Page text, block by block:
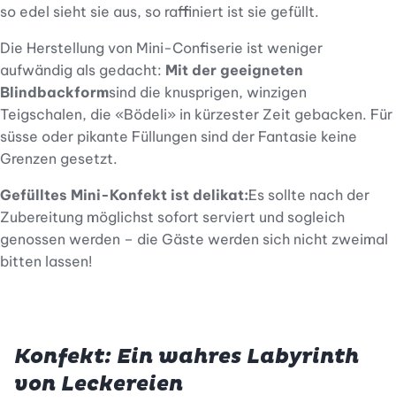
so edel sieht sie aus, so raffiniert ist sie gefüllt.
Die Herstellung von Mini-Confiserie ist weniger
aufwändig als gedacht: Mit der geeigneten
Blindbackformsind die knusprigen, winzigen
Teigschalen, die «Bödeli» in kürzester Zeit gebacken. Für
süsse oder pikante Füllungen sind der Fantasie keine
Grenzen gesetzt.
Gefülltes Mini-Konfekt ist delikat:Es sollte nach der
Zubereitung möglichst sofort serviert und sogleich
genossen werden – die Gäste werden sich nicht zweimal
bitten lassen!
Konfekt: Ein wahres Labyrinth
von Leckereien